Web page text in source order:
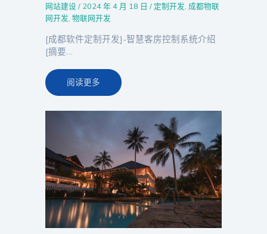
网站建设 / 2024 年 4 月 18 日/ 定制开发,成都物联
网开发,物联网开发
[成都软件定制开发]-智慧客房控制系统介绍
[摘要…
阅读更多